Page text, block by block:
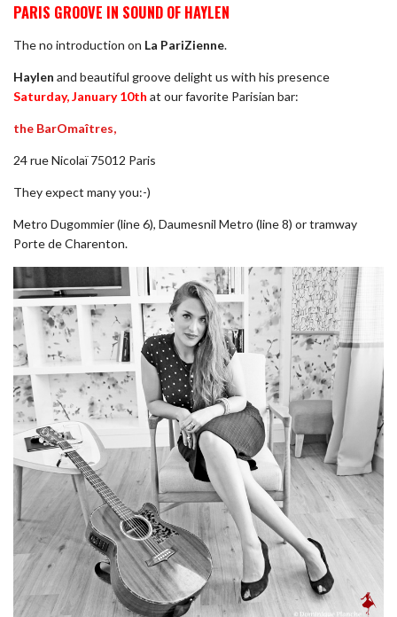
PARIS GROOVE IN SOUND OF HAYLEN
The no introduction on La PariZienne.
Haylen and beautiful groove delight us with his presence
Saturday, January 10th at our favorite Parisian bar:
the BarOmaîtres,
24 rue Nicolaï 75012 Paris
They expect many you:-)
Metro Dugommier (line 6), Daumesnil Metro (line 8) or tramway
Porte de Charenton.